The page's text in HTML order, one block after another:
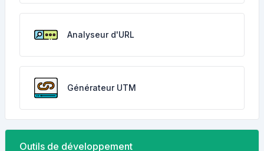
Analyseur d'URL
Générateur UTM
Outils de développement